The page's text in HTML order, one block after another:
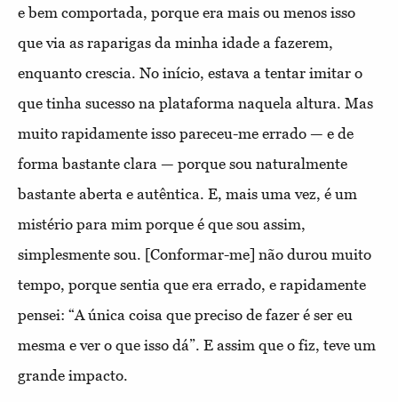
e bem comportada, porque era mais ou menos isso
que via as raparigas da minha idade a fazerem,
enquanto crescia. No início, estava a tentar imitar o
que tinha sucesso na plataforma naquela altura. Mas
muito rapidamente isso pareceu-me errado — e de
forma bastante clara — porque sou naturalmente
bastante aberta e autêntica. E, mais uma vez, é um
mistério para mim porque é que sou assim,
simplesmente sou. [Conformar-me] não durou muito
tempo, porque sentia que era errado, e rapidamente
pensei: “A única coisa que preciso de fazer é ser eu
mesma e ver o que isso dá”. E assim que o fiz, teve um
grande impacto.